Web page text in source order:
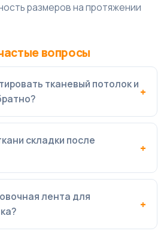
размеров на протяжении
вопросы
тканевый потолок и
складки после
лента для